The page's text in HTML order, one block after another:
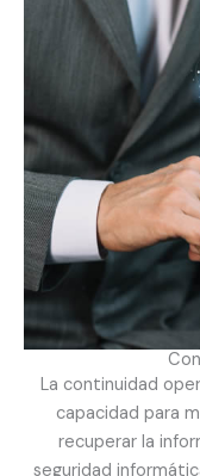
La continuidad
capacidad para
recuperar la
seguridad